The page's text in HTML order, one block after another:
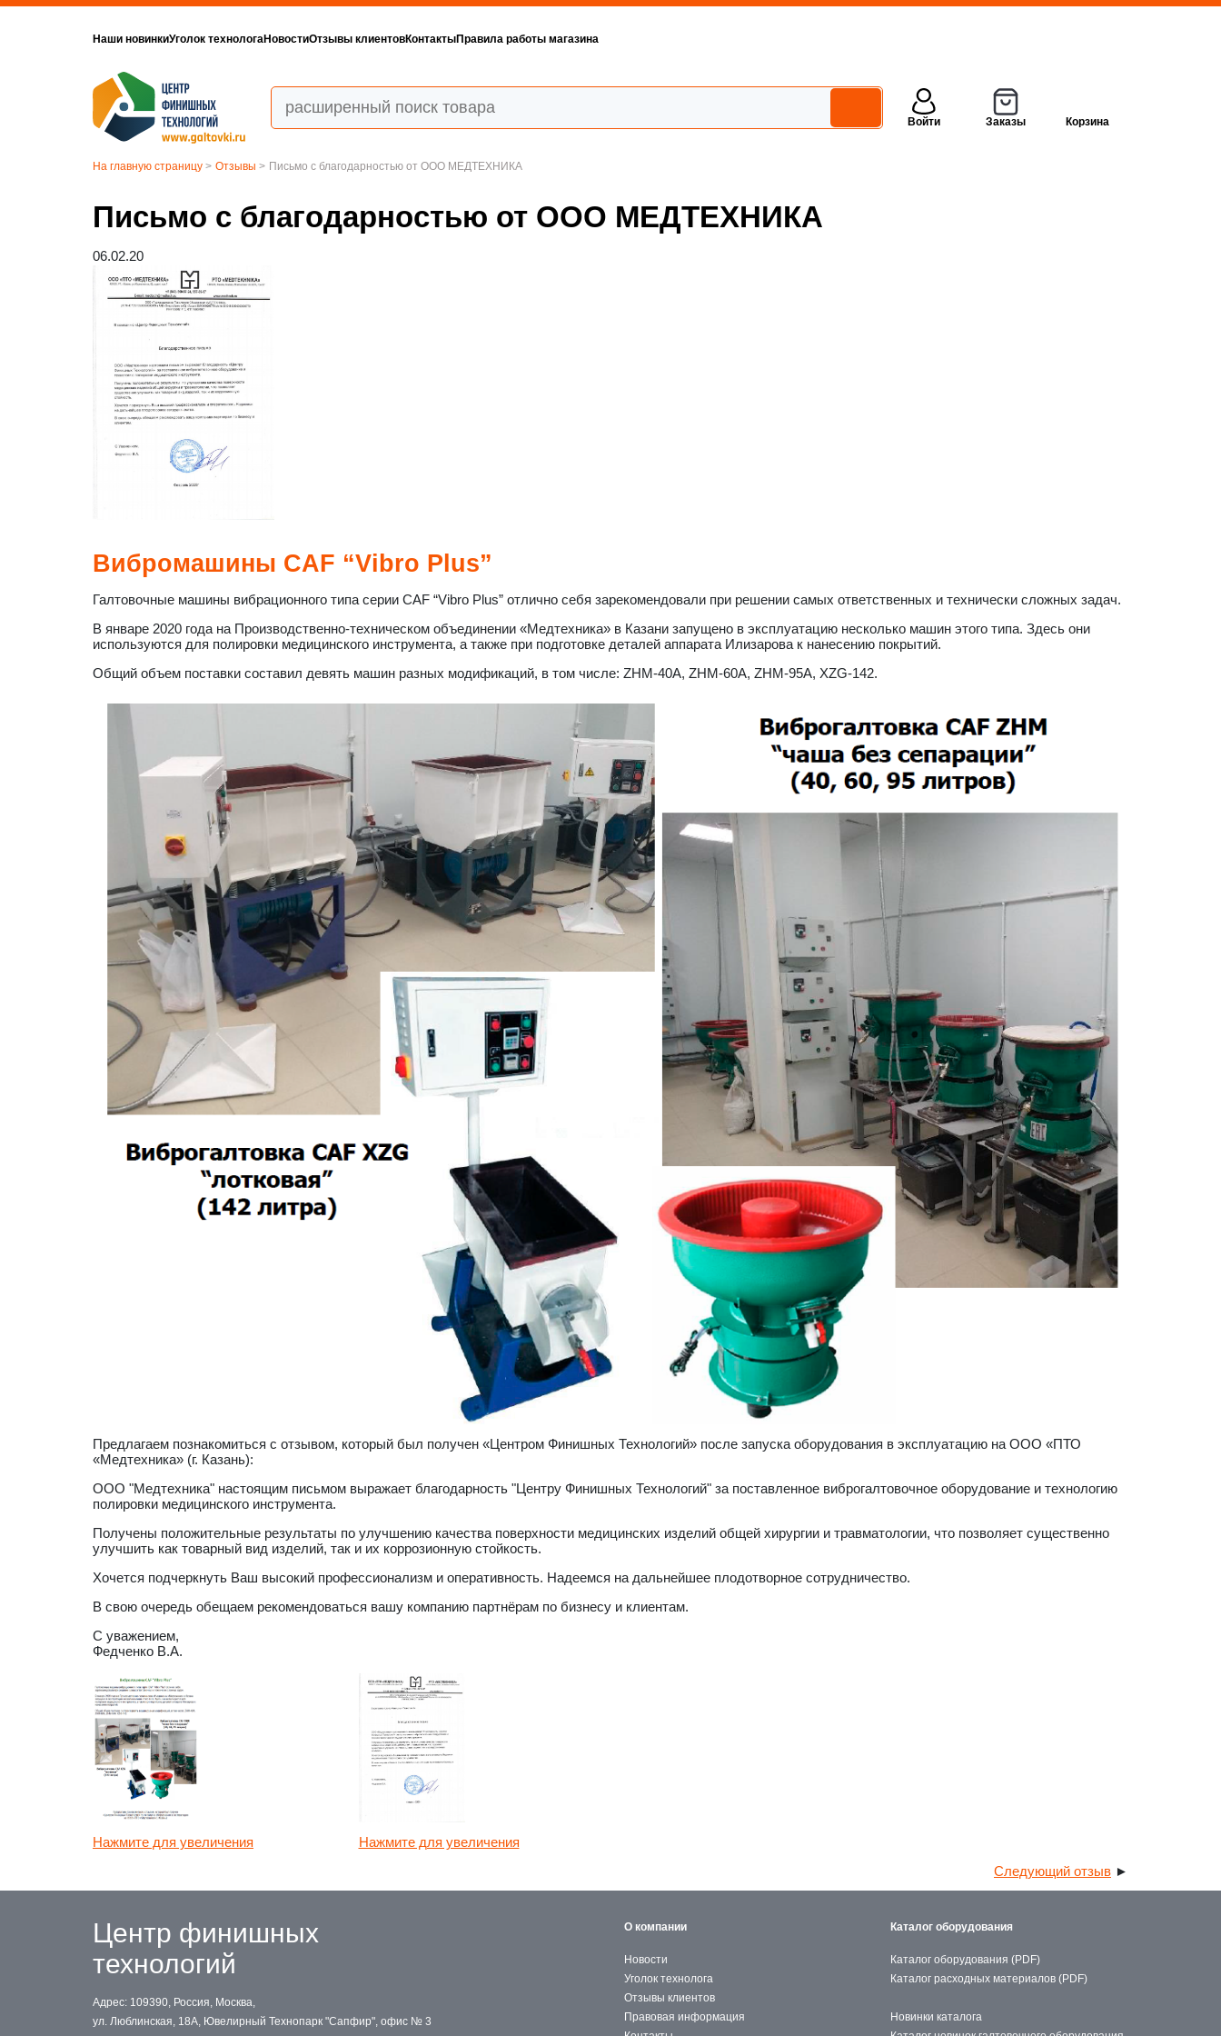
Наши новинкиУголок технологаНовостиОтзывы клиентовКонтактыПравила работы магазина
Войти Заказы Корзина
На главную страницу > Отзывы > Письмо с благодарностью от ООО МЕДТЕХНИКА
Письмо с благодарностью от ООО МЕДТЕХНИКА
06.02.20
Вибромашины CAF “Vibro Plus”
Галтовочные машины вибрационного типа серии CAF “Vibro Plus” отлично себя зарекомендовали при решении самых ответственных и технически сложных задач.
В январе 2020 года на Производственно-техническом объединении «Медтехника» в Казани запущено в эксплуатацию несколько машин этого типа. Здесь они
используются для полировки медицинского инструмента, а также при подготовке деталей аппарата Илизарова к нанесению покрытий.
Общий объем поставки составил девять машин разных модификаций, в том числе: ZHM-40А, ZHM-60А, ZHM-95А, XZG-142.
Предлагаем познакомиться с отзывом, который был получен «Центром Финишных Технологий» после запуска оборудования в эксплуатацию на ООО «ПТО
«Медтехника» (г. Казань):
ООО "Медтехника" настоящим письмом выражает благодарность "Центру Финишных Технологий" за поставленное виброгалтовочное оборудование и технологию
полировки медицинского инструмента.
Получены положительные результаты по улучшению качества поверхности медицинских изделий общей хирургии и травматологии, что позволяет существенно
улучшить как товарный вид изделий, так и их коррозионную стойкость.
Хочется подчеркнуть Ваш высокий профессионализм и оперативность. Надеемся на дальнейшее плодотворное сотрудничество.
В свою очередь обещаем рекомендоваться вашу компанию партнёрам по бизнесу и клиентам.
С уважением,
Федченко В.А.
Нажмите для увеличения
Нажмите для увеличения
Следующий отзыв ►
Центр финишных
технологий
Адрес: 109390, Россия, Москва,
ул. Люблинская, 18А, Ювелирный Технопарк "Сапфир", офис № 3
О компании
Новости
Уголок технолога
Отзывы клиентов
Правовая информация
Каталог оборудования
Каталог оборудования (PDF)
Каталог расходных материалов (PDF)
Новинки каталога